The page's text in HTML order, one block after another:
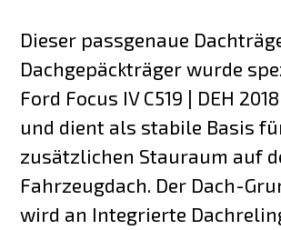
Dieser passgenaue
Dachgepäckträger wurde
Ford Focus IV C519 | DEH
und dient als stabile Basis
zusätzlichen Stauraum auf
Fahrzeugdach. Der Dach-
wird an Integrierte